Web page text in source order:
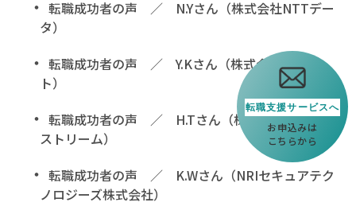
転職支援サービスへ
お申込みは
こちらから
転職成功者の声 ／ N.Yさん（株式会社NTTデー
タ）
転職成功者の声 ／ Y.Kさん（株式会社アシス
ト）
転職成功者の声 ／ H.Tさん（株式会社オープン
ストリーム）
転職成功者の声 ／ K.Wさん（NRIセキュアテク
ノロジーズ株式会社）